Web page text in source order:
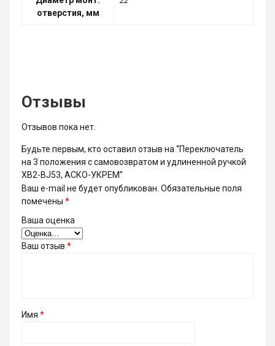
отверстия, мм
Отзывы
Отзывов пока нет.
Будьте первым, кто оставил отзыв на “Переключатель
на 3 положения с самовозвратом и удлиненной ручкой
XB2-BJ53, АСКО-УКРЕМ”
Ваш e-mail не будет опубликован. Обязательные поля
помечены *
Ваша оценка
Ваш отзыв *
Имя *